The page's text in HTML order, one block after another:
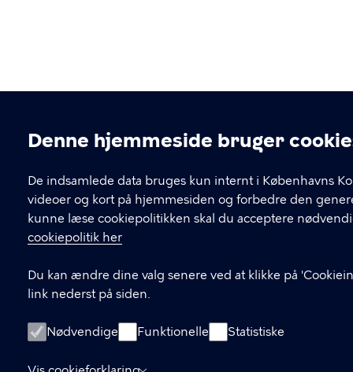
Cookieindstillinger
Denne hjemmeside bruger
De indsamlede data bruges kun internt i Københavns
videoer og kort på hjemmesiden og forbedre den
kunne læse cookiepolitikken skal du acceptere
cookiepolitik her
Du kan ændre dine valg senere ved at klikke på
link nederst på siden.
Nødvendige Funktionelle Statistiske